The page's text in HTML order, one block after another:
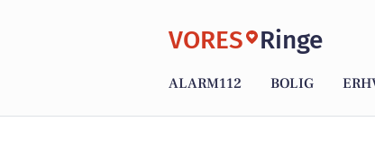
VORES Ringe
ALARM112 BOLIG